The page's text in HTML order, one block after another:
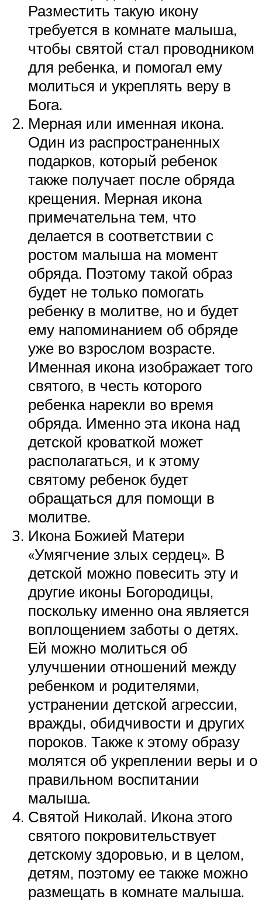
Разместить такую икону
требуется в комнате малыша,
чтобы святой стал проводником
для ребенка, и помогал ему
молиться и укреплять веру в
Бога.
Мерная или именная икона.
Один из распространенных
подарков, который ребенок
также получает после обряда
крещения. Мерная икона
примечательна тем, что
делается в соответствии с
ростом малыша на момент
обряда. Поэтому такой образ
будет не только помогать
ребенку в молитве, но и будет
ему напоминанием об обряде
уже во взрослом возрасте.
Именная икона изображает того
святого, в честь которого
ребенка нарекли во время
обряда. Именно эта икона над
детской кроваткой может
располагаться, и к этому
святому ребенок будет
обращаться для помощи в
молитве.
Икона Божией Матери
«Умягчение злых сердец». В
детской можно повесить эту и
другие иконы Богородицы,
поскольку именно она является
воплощением заботы о детях.
Ей можно молиться об
улучшении отношений между
ребенком и родителями,
устранении детской агрессии,
вражды, обидчивости и других
пороков. Также к этому образу
молятся об укреплении веры и о
правильном воспитании
малыша.
Святой Николай. Икона этого
святого покровительствует
детскому здоровью, и в целом,
детям, поэтому ее также можно
размещать в комнате малыша.